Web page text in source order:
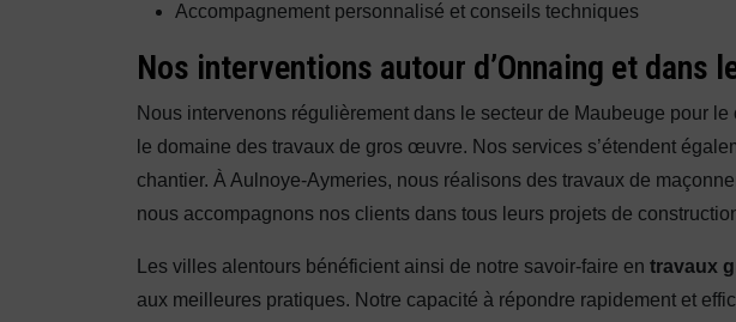
Accompagnement personnalisé et conseils techniques
Nos interventions autour d’Onnaing et dans
Nous intervenons régulièrement dans le secteur de Maubeuge pour
le domaine des travaux de gros œuvre. Nos services s’étendent
chantier. À Aulnoye-Aymeries, nous réalisons des travaux de
nous accompagnons nos clients dans tous leurs projets de
Les villes alentours bénéficient ainsi de notre savoir-faire en travaux
aux meilleures pratiques. Notre capacité à répondre rapidement et